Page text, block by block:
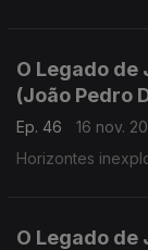
O Legado de
(João Pedro
Ep. 46
16 nov.
Horizontes
O Legado de